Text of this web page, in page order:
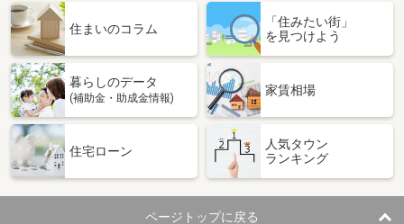
住まいのコラム
「住みたい街」
を見つけよう
暮らしのデータ
(補助金・助成金情報)
家賃相場
住宅ローン
人気タウン
ランキング
ページトップに戻る